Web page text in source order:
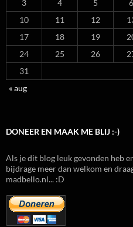
3
4 5 6
10
11 12
17
18 19
24
25 26
31
« aug
DONEER EN MAAK ME BLIJ :-)
Als je dit blog leuk gevonden heb
bijdrage meer dan welkom en
madbello.nl... :D